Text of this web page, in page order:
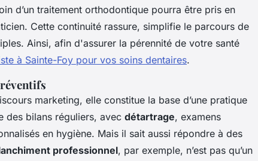
d’un traitement orthodontique pourra être pris en
Cette continuité rassure, simplifie le parcours de
Ainsi, afin d'assurer la pérennité de votre santé
à Sainte-Foy pour vos soins dentaires.
marketing, elle constitue la base d’une pratique
des bilans réguliers, avec détartrage, examens
en hygiène. Mais il sait aussi répondre à des
professionnel, par exemple, n’est pas qu’un